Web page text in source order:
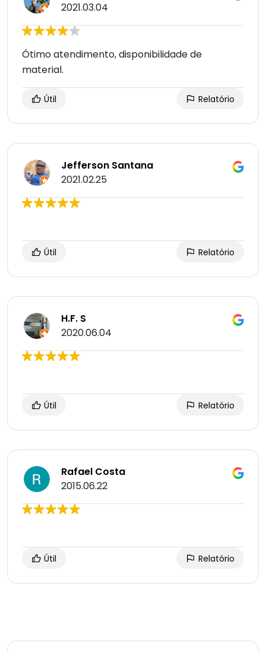
2021.03.04
Ótimo atendimento, disponibilidade de
material.
Útil Relatório
Jefferson Santana
2021.02.25
Útil Relatório
H.F. S
2020.06.04
Útil Relatório
Rafael Costa
2015.06.22
Útil Relatório